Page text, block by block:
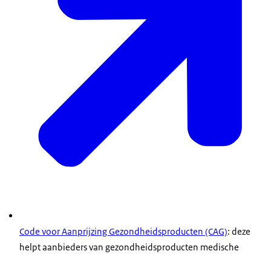
Code voor Aanprijzing Gezondheidsproducten (CAG): deze
helpt aanbieders van gezondheidsproducten medische